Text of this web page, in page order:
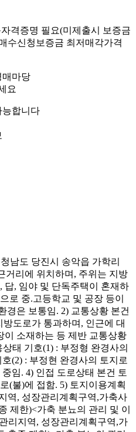
격증명 필요(미제출시 보증금
수신청보증금 최저매각가격
매마당
요
능합니다
남도 당진시 송악읍 가학리
거리에 위치하며, 주위는 지방
답, 임야 및 단독주택이 혼재하
로 중.고등학교 및 공장 등이
경은 보통임. 2) 교통상황 본건
도로가 통과하며, 인근에 대
이 소재하는 등 제반 교통상황
태 기호(1) : 부정형 완경사의
(2) : 부정현 완경사의 토지로
임. 4) 인접 도로상태 본건 토
(불)에 접함. 5) 토지이용계획
역, 성장관리계획구역,가축사
제한)<가축 분뇨의 관리 및 이
리지역, 성장관리계획구역,가